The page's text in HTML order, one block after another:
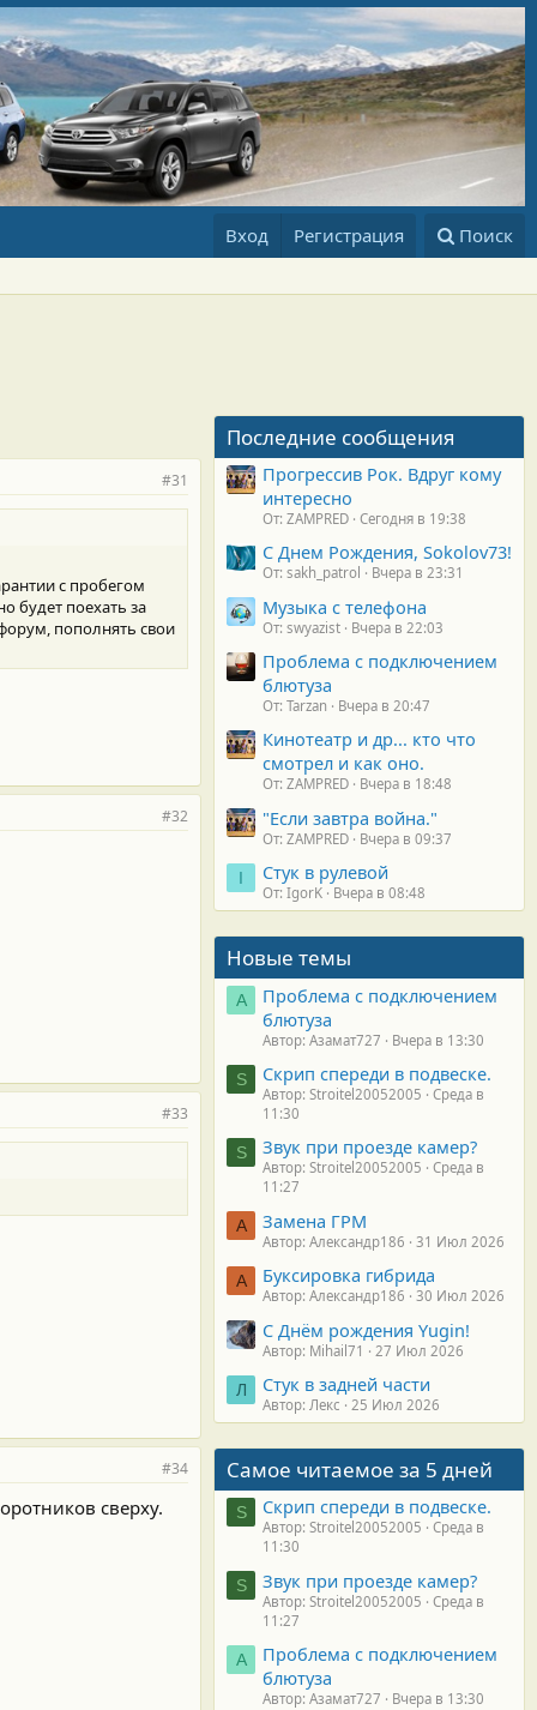
Вход Регистрация Поиск
#31
с пробегом
будет поехать за
пополнять свои
#32
#33
#34
сверху.
Последние сообщения
Прогрессив Рок. Вдруг кому
интересно
От: ZAMPRED Сегодня в 19:38
С Днем Рождения, Sokolov73!
От: sakh_patrol Вчера в 23:31
Музыка с телефона
От: swyazist Вчера в 22:03
Проблема с подключением
блютуза
От: Tarzan Вчера в 20:47
Кинотеатр и др... кто что
смотрел и как оно.
От: ZAMPRED Вчера в 18:48
"Если завтра война."
От: ZAMPRED Вчера в 09:37
I Стук в рулевой
От: IgorK Вчера в 08:48
Новые темы
А
Проблема с подключением
блютуза
Автор: Азамат727 Вчера в 13:30
S Скрип спереди в подвеске.
Автор: Stroitel20052005
Среда в
11:30
S Звук при проезде камер?
Автор: Stroitel20052005
Среда в
11:27
А Замена ГРМ
Автор: Александр186 31 Июл 2026
А Буксировка гибрида
Автор: Александр186 30 Июл 2026
С Днём рождения Yugin!
Автор: Mihail71 27 Июл 2026
Л Стук в задней части
Автор: Лекс 25 Июл 2026
Самое читаемое за 5 дней
S Скрип спереди в подвеске.
Автор: Stroitel20052005
Среда в
11:30
S Звук при проезде камер?
Автор: Stroitel20052005
Среда в
11:27
А
Проблема с подключением
блютуза
Автор: Азамат727 Вчера в 13:30